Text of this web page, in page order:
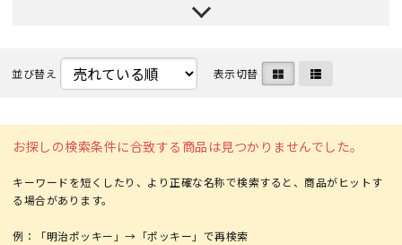
並び替え 表示切替
お探しの検索条件に合致する商品は見つかりませんでした。
キーワードを短くしたり、より正確な名称で検索すると、商品がヒットす
る場合があります。
例：「明治ポッキー」→「ポッキー」で再検索